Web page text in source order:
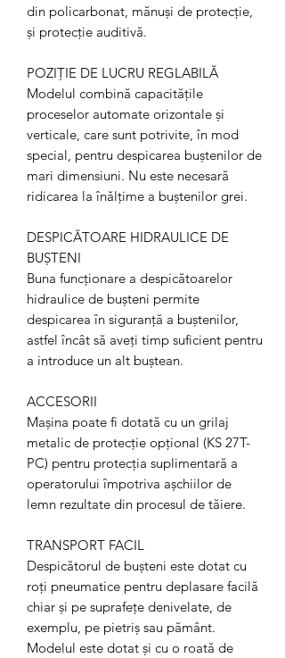
din policarbonat, mănuși de protecție,
și protecție auditivă.
POZIȚIE DE LUCRU REGLABILĂ
Modelul combină capacitățile
proceselor automate orizontale și
verticale, care sunt potrivite, în mod
special, pentru despicarea buștenilor de
mari dimensiuni. Nu este necesară
ridicarea la înălțime a buștenilor grei.
DESPICĂTOARE HIDRAULICE DE
BUȘTENI
Buna funcționare a despicătoarelor
hidraulice de bușteni permite
despicarea în siguranță a buștenilor,
astfel încât să aveți timp suficient pentru
a introduce un alt buștean.
ACCESORII
Mașina poate fi dotată cu un grilaj
metalic de protecție opțional (KS 27T-
PC) pentru protecția suplimentară a
operatorului împotriva așchiilor de
lemn rezultate din procesul de tăiere.
TRANSPORT FACIL
Despicătorul de bușteni este dotat cu
roți pneumatice pentru deplasare facilă
chiar și pe suprafețe denivelate, de
exemplu, pe pietriș sau pământ.
Modelul este dotat și cu o roată de